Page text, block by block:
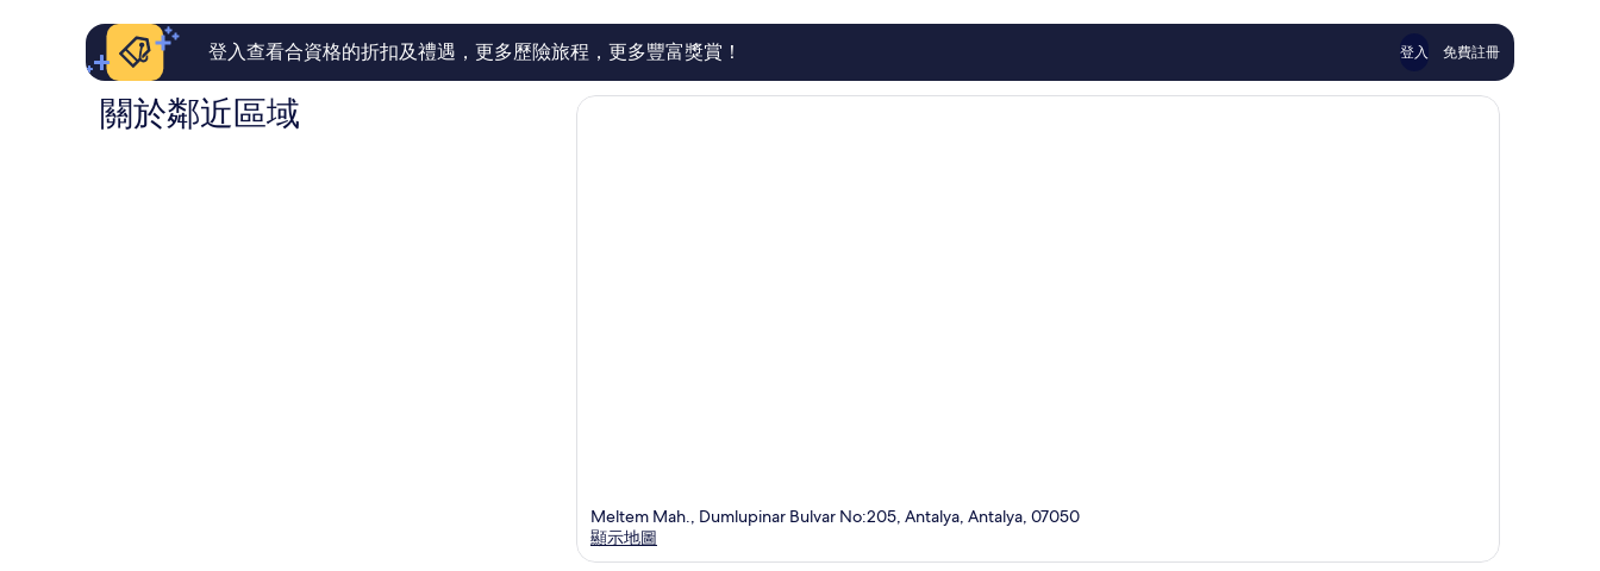
價
評
價
價
篇
評
價
價
價
價
價
拉
拉
評
價
評
登入查看合資格的折扣及禮遇，更多歷險旅程，更多豐富獎賞！ 登入 免費註冊
關於鄰近區域
Meltem Mah., Dumlupinar Bulvar No:205, Antalya, Antalya, 07050
顯示地圖